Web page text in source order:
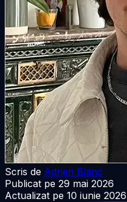
Scris de Adrien Blanc
Publicat pe 29 mai 2026
Actualizat pe 10 iunie 2026